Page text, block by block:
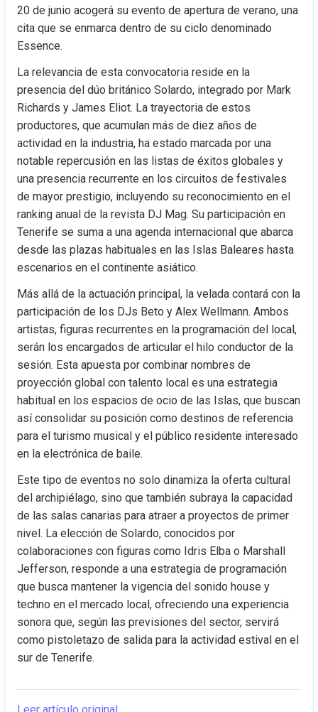
20 de junio acogerá su evento de apertura de verano, una
cita que se enmarca dentro de su ciclo denominado
Essence.
La relevancia de esta convocatoria reside en la
presencia del dúo británico Solardo, integrado por Mark
Richards y James Eliot. La trayectoria de estos
productores, que acumulan más de diez años de
actividad en la industria, ha estado marcada por una
notable repercusión en las listas de éxitos globales y
una presencia recurrente en los circuitos de festivales
de mayor prestigio, incluyendo su reconocimiento en el
ranking anual de la revista DJ Mag. Su participación en
Tenerife se suma a una agenda internacional que abarca
desde las plazas habituales en las Islas Baleares hasta
escenarios en el continente asiático.
Más allá de la actuación principal, la velada contará con la
participación de los DJs Beto y Alex Wellmann. Ambos
artistas, figuras recurrentes en la programación del local,
serán los encargados de articular el hilo conductor de la
sesión. Esta apuesta por combinar nombres de
proyección global con talento local es una estrategia
habitual en los espacios de ocio de las Islas, que buscan
así consolidar su posición como destinos de referencia
para el turismo musical y el público residente interesado
en la electrónica de baile.
Este tipo de eventos no solo dinamiza la oferta cultural
del archipiélago, sino que también subraya la capacidad
de las salas canarias para atraer a proyectos de primer
nivel. La elección de Solardo, conocidos por
colaboraciones con figuras como Idris Elba o Marshall
Jefferson, responde a una estrategia de programación
que busca mantener la vigencia del sonido house y
techno en el mercado local, ofreciendo una experiencia
sonora que, según las previsiones del sector, servirá
como pistoletazo de salida para la actividad estival en el
sur de Tenerife.